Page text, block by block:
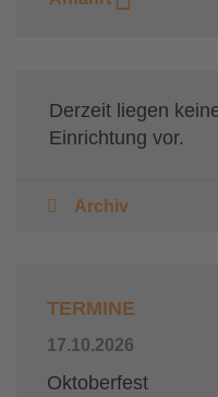
Derzeit liegen
Einrichtung vor.
Archiv
TERMINE
17.10.2026
Oktoberfest